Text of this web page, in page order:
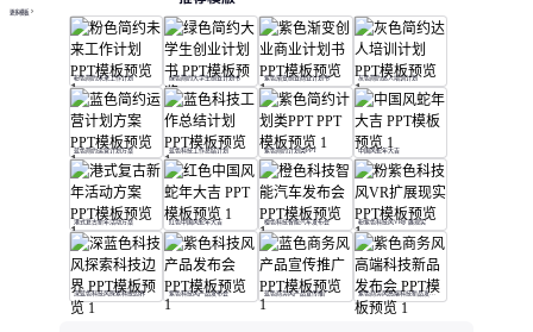
更多模板
粉色简约未来工作计划 绿色简约大学生创业计划书 紫色渐变创业商业计划书 灰色简约达人培训计划
蓝色简约运营计划方案 蓝色科技工作总结计划 紫色简约计划类PPT 中国风蛇年大吉
港式复古新年活动方案 红色中国风蛇年大吉 橙色科技智能汽车发布会 粉紫色科技风VR扩展现实
深蓝色科技风探索科技边界 紫色科技风产品发布会 蓝色商务风产品宣传推广 紫色商务风高端科技新品发布会